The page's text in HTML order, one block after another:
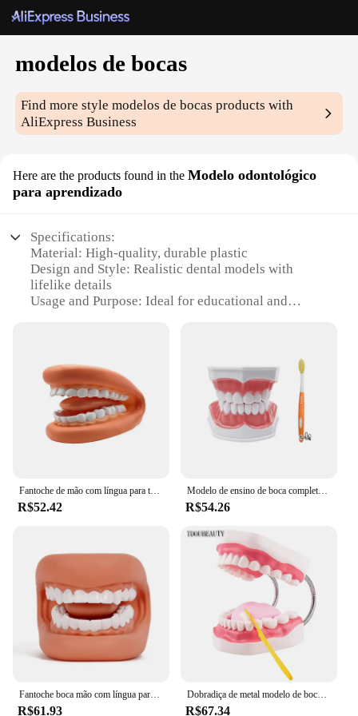
modelos de bocas
Find more stylemodelos de bocas products with
AliExpress Business
Here are the products found in the Modelo odontológico
para aprendizado
Specifications:
Material: High-quality, durable plastic
Design and Style: Realistic dental models with
lifelike details
Usage and Purpose: Ideal for educational and
Shape or Size or Weight or Quantity: Available in a
variety of sets to cater to different educational
needs
Performance and Property: Designed to withstand
frequent use and maintain integrity over time
**Enhanced Learning Experience**
tool for students and professionals alike. These
models are meticulously crafted to replicate the
intricate details of human teeth and oral structures,
providing a realistic learning environment. The
high-quality plastic ensures that the models can
withstand the rigors of frequent use, making them
an ideal choice for educational settings. Whether
you're a dental student honing your skills or a
practitioner looking to expand your knowledge,
experience.
Fantoche de mão com língua para terapia da fala, modelo dentário, boca poderosa, recurso de aprendizagem educacional para crianças, dentista, 1 conjunto
R$52.42
Modelo de ensino de boca completa removível tipodnt normal estudando modelo de dentes com escova de dentes prática fio dental estudando demonstração
R$54.26
Fantoche boca mão com língua para terapia da fala, dentista modelo educacional aprendizagem para crianças
R$61.93
Dobradiça de metal modelo de boca para fonoaudiologia, escovação ideal, ensino de dentes dentários, crianças e crianças, 6 vezes
R$67.34